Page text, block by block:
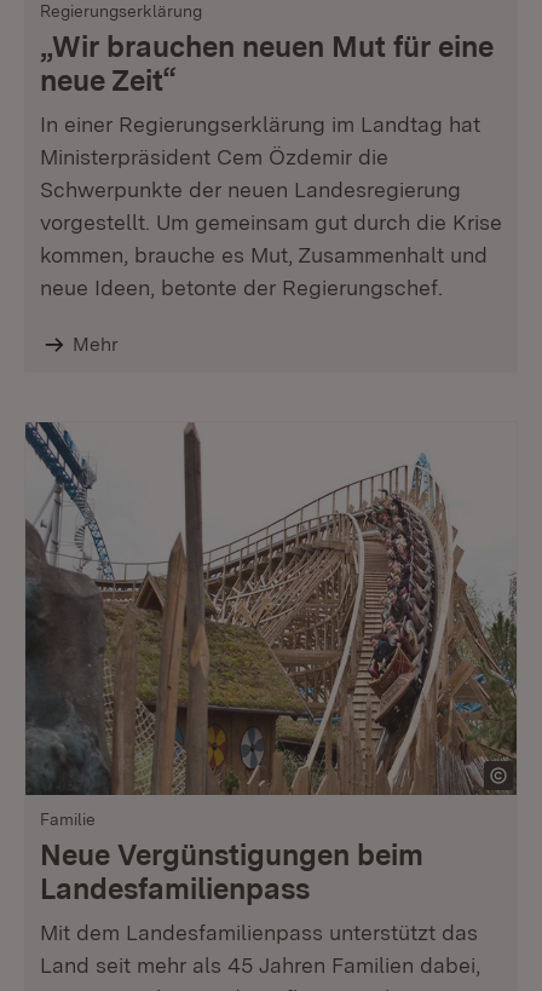
Regierungserklärung
„Wir brauchen neuen Mut für eine
neue Zeit“
In einer Regierungserklärung im Landtag hat
Ministerpräsident Cem Özdemir die
Schwerpunkte der neuen Landesregierung
vorgestellt. Um gemeinsam gut durch die Krise
kommen, brauche es Mut, Zusammenhalt und
neue Ideen, betonte der Regierungschef.
Mehr
Familie
Neue Vergünstigungen beim
Landesfamilienpass
Mit dem Landesfamilienpass unterstützt das
Land seit mehr als 45 Jahren Familien dabei,